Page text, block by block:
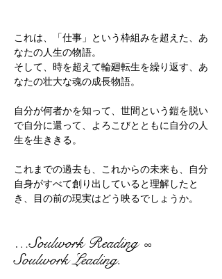
これは、「仕事」という枠組みを超えた、あ
なたの人生の物語。
そして、時を超えて輪廻転生を繰り返す、あ
なたの壮大な魂の成長物語。
自分が何者かを知って、世間という鎧を脱い
で自分に還って、よろこびとともに自分の人
生を生ききる。
これまでの過去も、これからの未来も、自分
自身がすべて創り出していると理解したと
き、目の前の現実はどう映るでしょうか。
…Soulwork Reading ∞
Soulwork Leading.